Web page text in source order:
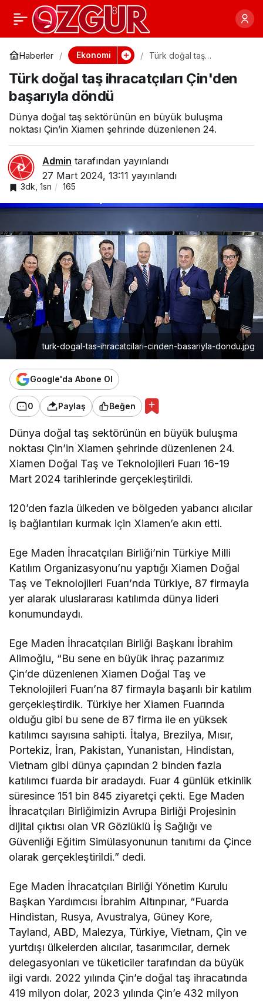
Haberler Ekonomi
Türk doğal taş
başarıyla döndü
Türk doğal taş ihracatçıları Çin'den
başarıyla döndü
Dünya doğal taş sektörünün en büyük buluşma
noktası Çin’in Xiamen şehrinde düzenlenen 24.
Admin tarafından yayınlandı
27 Mart 2024, 13:11 yayınlandı
3dk, 1sn 165
turk-dogal-tas-ihracatcilari-cinden-basariyla-dondu.jpg
Google'da Abone Ol
0 Paylaş Beğen
Dünya doğal taş sektörünün en büyük buluşma
noktası Çin’in Xiamen şehrinde düzenlenen 24.
Xiamen Doğal Taş ve Teknolojileri Fuarı 16-19
Mart 2024 tarihlerinde gerçekleştirildi.
120’den fazla ülkeden ve bölgeden yabancı alıcılar
iş bağlantıları kurmak için Xiamen’e akın etti.
Ege Maden İhracatçıları Birliği’nin Türkiye Milli
Katılım Organizasyonu’nu yaptığı Xiamen Doğal
Taş ve Teknolojileri Fuarı’nda Türkiye, 87 firmayla
yer alarak uluslararası katılımda dünya lideri
konumundaydı.
Ege Maden İhracatçıları Birliği Başkanı İbrahim
Alimoğlu, “Bu sene en büyük ihraç pazarımız
Çin’de düzenlenen Xiamen Doğal Taş ve
Teknolojileri Fuarı’na 87 firmayla başarılı bir katılım
gerçekleştirdik. Türkiye her Xiamen Fuarında
olduğu gibi bu sene de 87 firma ile en yüksek
katılımcı sayısına sahipti. İtalya, Brezilya, Mısır,
Portekiz, İran, Pakistan, Yunanistan, Hindistan,
Vietnam gibi dünya çapından 2 binden fazla
katılımcı fuarda bir aradaydı. Fuar 4 günlük etkinlik
süresince 151 bin 845 ziyaretçi çekti. Ege Maden
İhracatçıları Birliğimizin Avrupa Birliği Projesinin
dijital çıktısı olan VR Gözlüklü İş Sağlığı ve
Güvenliği Eğitim Simülasyonunun tanıtımı da Çince
olarak gerçekleştirildi.” dedi.
Ege Maden İhracatçıları Birliği Yönetim Kurulu
Başkan Yardımcısı İbrahim Altınpınar, “Fuarda
Hindistan, Rusya, Avustralya, Güney Kore,
Tayland, ABD, Malezya, Türkiye, Vietnam, Çin ve
yurtdışı ülkelerden alıcılar, tasarımcılar, dernek
delegasyonları ve tüketiciler tarafından da büyük
ilgi vardı. 2022 yılında Çin’e doğal taş ihracatında
419 milyon dolar, 2023 yılında Çin’e 432 milyon
Geleceğini Kuran
Genç Kadınlara
İstihdam Yolunda
Mentor Desteği
Paylaş